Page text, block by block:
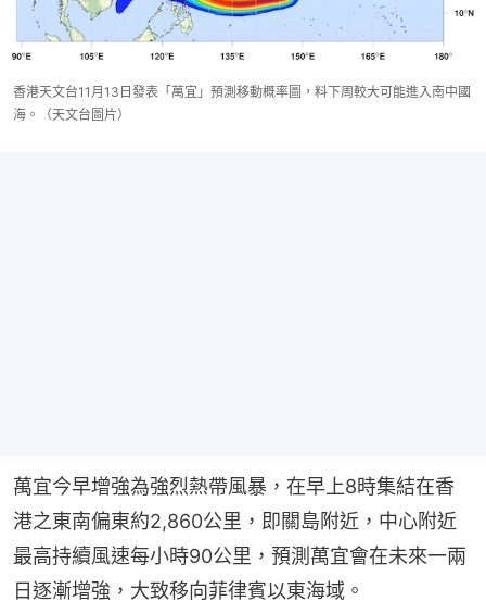
香港天文台11月13日發表「萬宜」預測移動概率圖，料下周較大可能進入南中國
海。（天文台圖片）
萬宜今早增強為強烈熱帶風暴，在早上8時集結在香
港之東南偏東約2,860公里，即關島附近，中心附近
最高持續風速每小時90公里，預測萬宜會在未來一兩
日逐漸增強，大致移向菲律賓以東海域。